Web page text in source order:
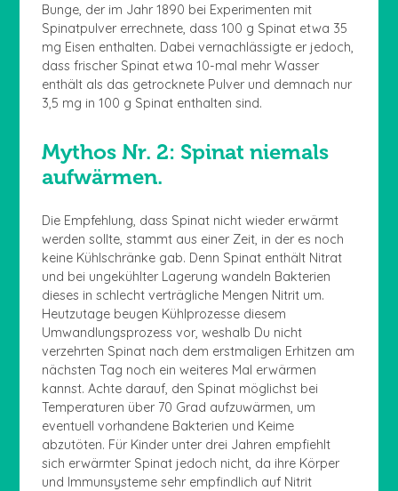
Bunge, der im Jahr 1890 bei Experimenten mit
Spinatpulver errechnete, dass 100 g Spinat etwa 35
mg Eisen enthalten. Dabei vernachlässigte er jedoch,
dass frischer Spinat etwa 10-mal mehr Wasser
enthält als das getrocknete Pulver und demnach nur
3,5 mg in 100 g Spinat enthalten sind.
Mythos Nr. 2: Spinat niemals
aufwärmen.
Die Empfehlung, dass Spinat nicht wieder erwärmt
werden sollte, stammt aus einer Zeit, in der es noch
keine Kühlschränke gab. Denn Spinat enthält Nitrat
und bei ungekühlter Lagerung wandeln Bakterien
dieses in schlecht verträgliche Mengen Nitrit um.
Heutzutage beugen Kühlprozesse diesem
Umwandlungsprozess vor, weshalb Du nicht
verzehrten Spinat nach dem erstmaligen Erhitzen am
nächsten Tag noch ein weiteres Mal erwärmen
kannst. Achte darauf, den Spinat möglichst bei
Temperaturen über 70 Grad aufzuwärmen, um
eventuell vorhandene Bakterien und Keime
abzutöten. Für Kinder unter drei Jahren empfiehlt
sich erwärmter Spinat jedoch nicht, da ihre Körper
und Immunsysteme sehr empfindlich auf Nitrit